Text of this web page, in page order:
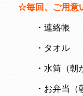
☆毎回、ご用意
・連絡帳
・タオル
・水筒（朝か
・お弁当（朝